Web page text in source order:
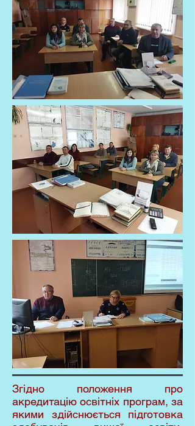
Згідно положення про
акредитацію освітніх програм, за
якими здійснюється підготовка